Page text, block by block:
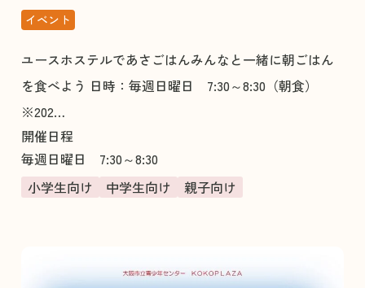
イベント
ユースホステルであさごはんみんなと一緒に朝ごはん
を食べよう 日時：毎週日曜日 7:30～8:30（朝食）
※202…
開催日程
毎週日曜日 7:30～8:30
小学生向け
中学生向け 親子向け